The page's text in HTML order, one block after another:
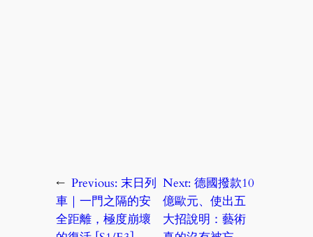
← Previous: 末日列
車｜一門之隔的安
全距離，極度崩壞
Next: 德國撥款10
億歐元、使出五
大招說明：藝術